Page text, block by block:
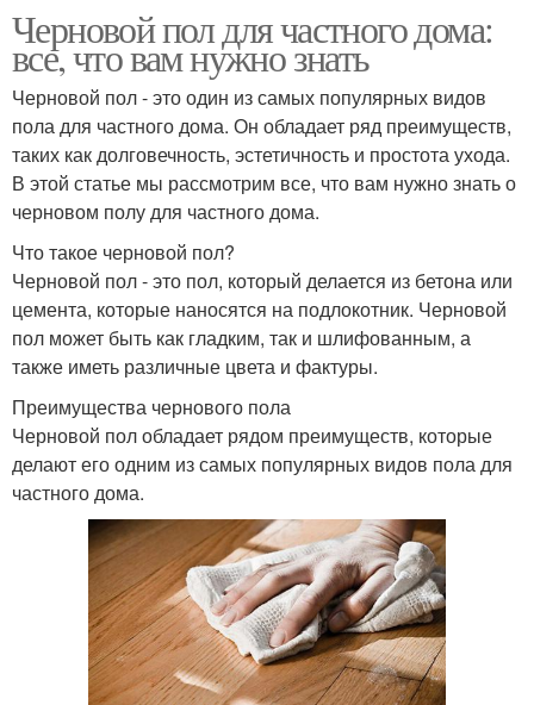
Черновой пол для частного дома:
все, что вам нужно знать
Черновой пол - это один из самых популярных видов
пола для частного дома. Он обладает ряд преимуществ,
таких как долговечность, эстетичность и простота ухода.
В этой статье мы рассмотрим все, что вам нужно знать о
черновом полу для частного дома.
Что такое черновой пол?
Черновой пол - это пол, который делается из бетона или
цемента, которые наносятся на подлокотник. Черновой
пол может быть как гладким, так и шлифованным, а
также иметь различные цвета и фактуры.
Преимущества чернового пола
Черновой пол обладает рядом преимуществ, которые
делают его одним из самых популярных видов пола для
частного дома.